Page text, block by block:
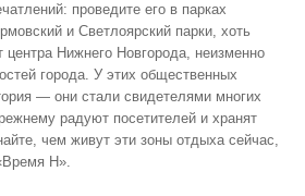
проведите его в парках
и Светлоярский парки, хоть
Нижнего Новгорода, неизменно
города. У этих общественных
— они стали свидетелями многих
радуют посетителей и хранят
чем живут эти зоны отдыха сейчас,
Н».